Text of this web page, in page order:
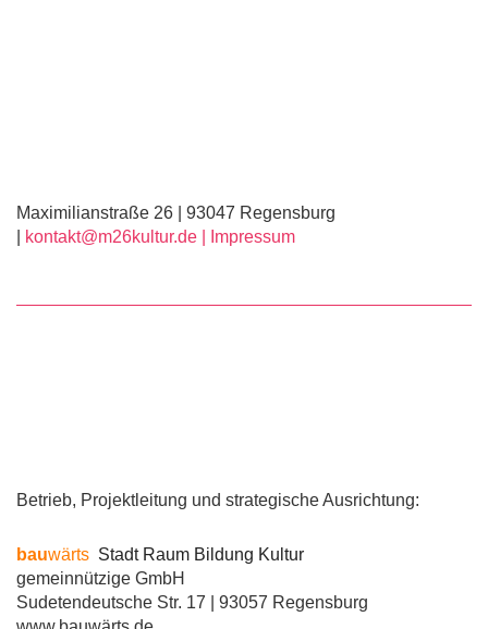
Maximilianstraße 26 | 93047 Regensburg
kontakt@m26kultur.de | Impressum
Betrieb, Projektleitung und strategische Ausrichtung:
bauwärts Stadt Raum Bildung Kultur
gemeinnützige GmbH
Sudetendeutsche Str. 17 | 93057 Regensburg